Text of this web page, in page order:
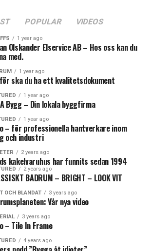
POPULAR VIDEOS
1 year ago
Olskander Elservice AB – Hos oss kan du
med.
1 year ago
ska du ha ett kvalitetsdokument
1 year ago
Bygg – Din lokala byggfirma
1 year ago
– för professionella hantverkare inom
och industri
2 years ago
kakelvaruhus har funnits sedan 1994
2 years ago
BADRUM – BRIGHT – LOOK VIT
OCH BLANDAT 3 years ago
Vår nya video
3 years ago
– Tile In Frame
4 years ago